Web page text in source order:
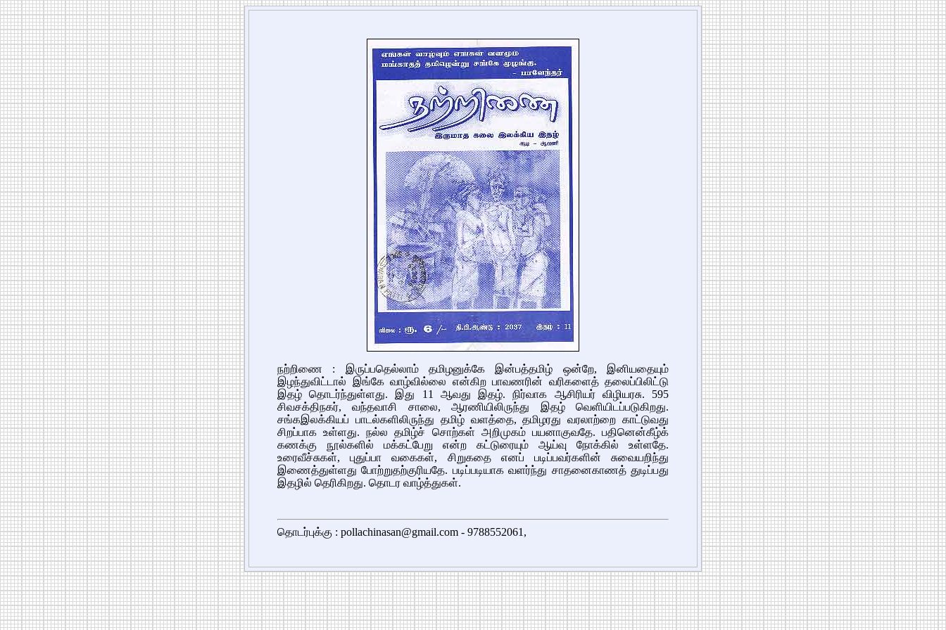
நற்றிணை : இருப்பதெல்லாம் தமிழனுக்கே இன்பத்தமிழ் ஒன்றே, இனியதையும்
இழந்துவிட்டால் இங்கே வாழ்வில்லை என்கிற பாவணரின் வரிகளைத் தலைப்பிலிட்டு
இதழ் தொடர்ந்துள்ளது. இது 11 ஆவது இதழ். நிர்வாக ஆசிரியர் விழியரசு. 595
சிவசக்திநகர், வந்தவாசி சாலை, ஆரணியிலிருந்து இதழ் வெளியிடப்படுகிறது.
சங்கஇலக்கியப் பாடல்களிலிருந்து தமிழ் வளத்தை, தமிழரது வரலாற்றை காட்டுவது
சிறப்பாக உள்ளது. நல்ல தமிழ்ச் சொற்கள் அறிமுகம் பயனாகுவதே. பதினென்கீழ்க்
கணக்கு நூல்களில் மக்கட்பேறு என்ற கட்டுரையும் ஆய்வு நோக்கில் உள்ளதே.
உரைவீச்சுகள், புதுப்பா வகைகள், சிறுகதை எனப் படிப்பவர்களின் சுவையறிந்து
இணைத்துள்ளது போற்றுதற்குரியதே. படிப்படியாக வளர்ந்து சாதனைகாணத் துடிப்பது
இதழில் தெரிகிறது. தொடர வாழ்த்துகள்.
தொடர்புக்கு : pollachinasan@gmail.com - 9788552061,